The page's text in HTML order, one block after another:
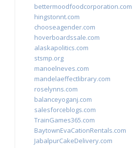
bettermoodfoodcorporation.com
hingstonnt.com
chooseagender.com
hoverboardssale.com
alaskapolitics.com
stsmp.org
manoelneves.com
mandelaeffectlibrary.com
roselynns.com
balanceyoganj.com
salesforceblogs.com
TrainGames365.com
BaytownEvaCationRentals.com
JabalpurCakeDelivery.com